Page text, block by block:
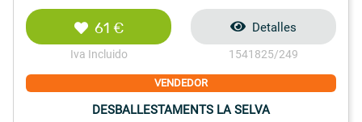
61 €
Iva Incluido
Detalles
1541825/249
VENDEDOR
DESBALLESTAMENTS LA SELVA